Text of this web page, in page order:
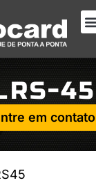
45
em contato